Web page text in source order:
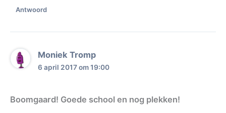
Antwoord
Moniek Tromp
6 april 2017 om 19:00
Boomgaard! Goede school en nog plekken!